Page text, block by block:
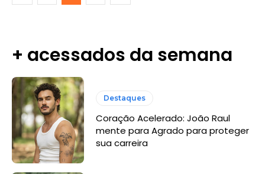
+ acessados da semana
Destaques
Coração Acelerado: João Raul
mente para Agrado para proteger
sua carreira